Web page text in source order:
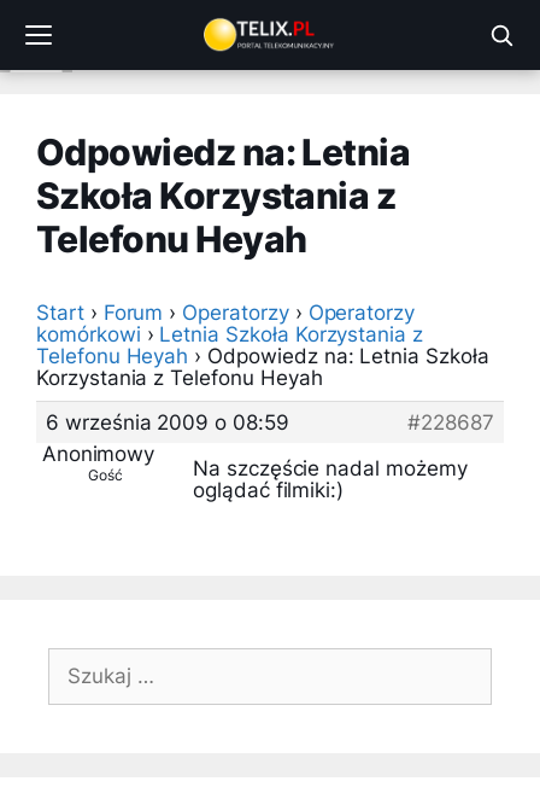
treści
Odpowiedz na: Letnia
Szkoła Korzystania z
Telefonu Heyah
Start › Forum › Operatorzy › Operatorzy
komórkowi › Letnia Szkoła Korzystania z
Telefonu Heyah › Odpowiedz na: Letnia Szkoła
Korzystania z Telefonu Heyah
6 września 2009 o 08:59
#228687
Anonimowy
Gość
Na szczęście nadal możemy
oglądać filmiki:)
Szukaj: